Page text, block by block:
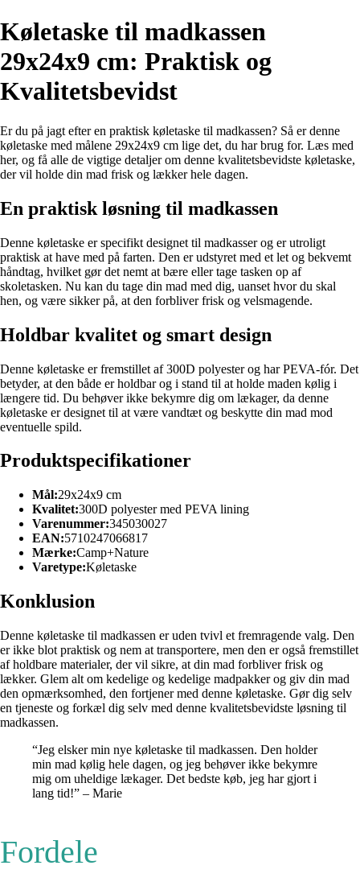
Køletaske til madkassen
29x24x9 cm: Praktisk og
Kvalitetsbevidst
Er du på jagt efter en praktisk køletaske til madkassen? Så er denne
køletaske med målene 29x24x9 cm lige det, du har brug for. Læs med
her, og få alle de vigtige detaljer om denne kvalitetsbevidste køletaske,
der vil holde din mad frisk og lækker hele dagen.
En praktisk løsning til madkassen
Denne køletaske er specifikt designet til madkasser og er utroligt
praktisk at have med på farten. Den er udstyret med et let og bekvemt
håndtag, hvilket gør det nemt at bære eller tage tasken op af
skoletasken. Nu kan du tage din mad med dig, uanset hvor du skal
hen, og være sikker på, at den forbliver frisk og velsmagende.
Holdbar kvalitet og smart design
Denne køletaske er fremstillet af 300D polyester og har PEVA-fór. Det
betyder, at den både er holdbar og i stand til at holde maden kølig i
længere tid. Du behøver ikke bekymre dig om lækager, da denne
køletaske er designet til at være vandtæt og beskytte din mad mod
eventuelle spild.
Produktspecifikationer
Mål:29x24x9 cm
Kvalitet:300D polyester med PEVA lining
Varenummer:345030027
EAN:5710247066817
Mærke:Camp+Nature
Varetype:Køletaske
Konklusion
Denne køletaske til madkassen er uden tvivl et fremragende valg. Den
er ikke blot praktisk og nem at transportere, men den er også fremstillet
af holdbare materialer, der vil sikre, at din mad forbliver frisk og
lækker. Glem alt om kedelige og kedelige madpakker og giv din mad
den opmærksomhed, den fortjener med denne køletaske. Gør dig selv
en tjeneste og forkæl dig selv med denne kvalitetsbevidste løsning til
madkassen.
“Jeg elsker min nye køletaske til madkassen. Den holder
min mad kølig hele dagen, og jeg behøver ikke bekymre
mig om uheldige lækager. Det bedste køb, jeg har gjort i
lang tid!” – Marie
Fordele